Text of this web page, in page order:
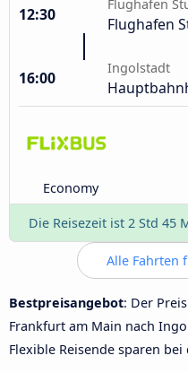
12:30
Flughafen
Flughafen
16:00
Ingolstadt
Economy
Die Reisezeit ist 2 Std 45
Alle Fahrten
Bestpreisangebot: Der
Frankfurt am Main nach
Flexible Reisende sparen